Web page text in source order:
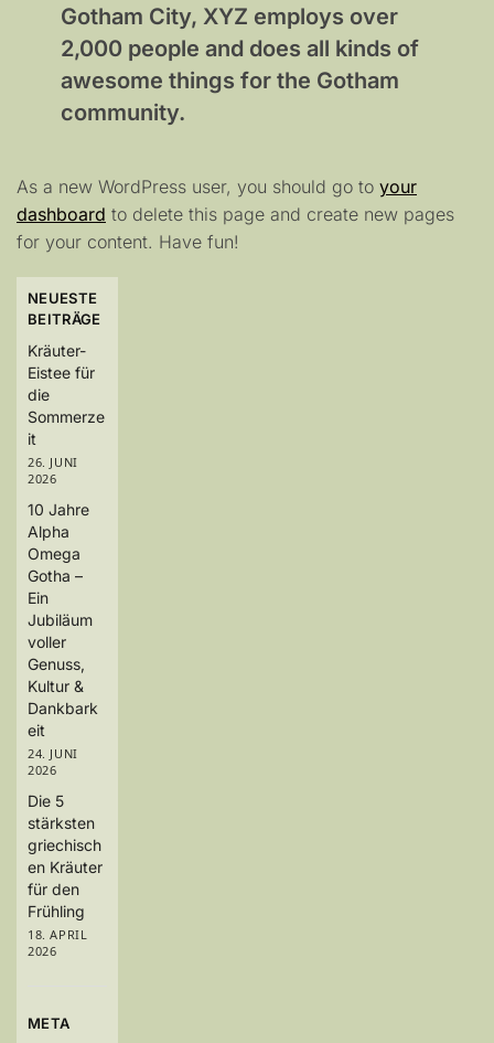
Gotham City, XYZ employs over
2,000 people and does all kinds of
awesome things for the Gotham
community.
As a new WordPress user, you should go to your
dashboard to delete this page and create new pages
for your content. Have fun!
NEUESTE
BEITRÄGE
Kräuter-
Eistee für
die
Sommerze
it
26. JUNI
2026
10 Jahre
Alpha
Omega
Gotha –
Ein
Jubiläum
voller
Genuss,
Kultur &
Dankbark
eit
24. JUNI
2026
Die 5
stärksten
griechisch
en Kräuter
für den
Frühling
18. APRIL
2026
META